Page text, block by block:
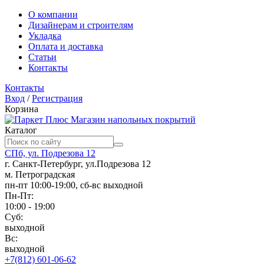
О компании
Дизайнерам и строителям
Укладка
Оплата и доставка
Статьи
Контакты
Контакты
Вход /Регистрация
Корзина
Магазин напольных покрытий
Каталог
СПб, ул. Подрезова 12
г. Санкт-Петербург, ул.Подрезова 12
м. Петроградская
пн-пт 10:00-19:00, сб-вс выходной
Пн-Пт:
10:00 - 19:00
Суб:
выходной
Вс:
выходной
+7(812) 601-06-62